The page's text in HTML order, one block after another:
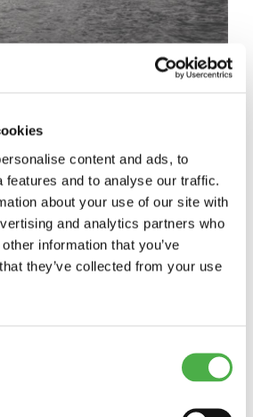
content and ads, to
features and to analyse our traffic.
about your use of our site with
and analytics partners who
information that you’ve
they’ve collected from your use
1952 Vaskiniemessä
lisää
valmiiksi. Ensimmäisessä
savusauna, kaksi
ja tutkimuskäyttöön